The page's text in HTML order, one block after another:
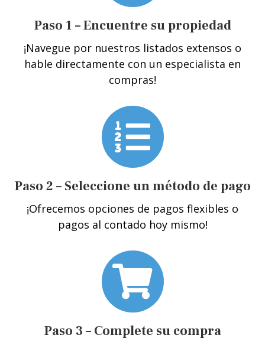
Paso 1 – Encuentre su propiedad
¡Navegue por nuestros listados extensos o
hable directamente con un especialista en
compras!
Paso 2 – Seleccione un método de pago
¡Ofrecemos opciones de pagos flexibles o
pagos al contado hoy mismo!
Paso 3 – Complete su compra